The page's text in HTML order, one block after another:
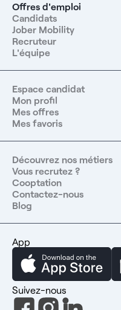
Offres d'emploi
Candidats
Jober Mobility
Recruteur
L'équipe
Espace candidat
Mon profil
Mes offres
Mes favoris
Découvrez nos métiers
Vous recrutez ?
Cooptation
Contactez-nous
Blog
App
Suivez-nous